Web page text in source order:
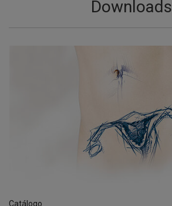
Downloads
Catálogo